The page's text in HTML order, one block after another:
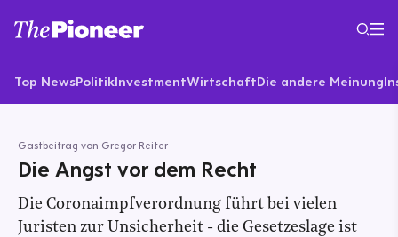
Top NewsPolitikInvestmentWirtschaftDie andere Meinung
Gastbeitrag von Gregor Reiter
Die Angst vor dem Recht
Die Coronaimpfverordnung führt bei vielen
Juristen zur Unsicherheit - die Gesetzeslage ist